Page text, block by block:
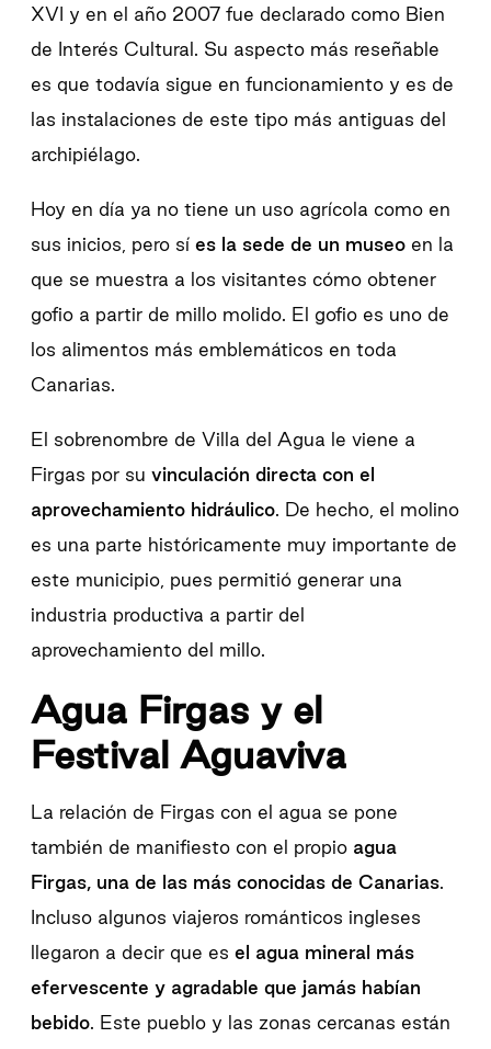
XVI y en el año 2007 fue declarado como Bien
de Interés Cultural. Su aspecto más reseñable
es que todavía sigue en funcionamiento y es de
las instalaciones de este tipo más antiguas del
archipiélago.
Hoy en día ya no tiene un uso agrícola como en
sus inicios, pero sí es la sede de un museoen la
que se muestra a los visitantes cómo obtener
gofio a partir de millo molido. El gofio es uno de
los alimentos más emblemáticos en toda
Canarias.
El sobrenombre de Villa del Agua le viene a
Firgas por su vinculación directa con el
aprovechamiento hidráulico. De hecho, el molino
es una parte históricamente muy importante de
este municipio, pues permitió generar una
industria productiva a partir del
aprovechamiento del millo.
Agua Firgas y el
Festival Aguaviva
La relación de Firgas con el agua se pone
también de manifiesto con el propio agua
Firgas, una de las más conocidas de Canarias.
Incluso algunos viajeros románticos ingleses
llegaron a decir que es el agua mineral más
efervescente y agradable que jamás habían
bebido. Este pueblo y las zonas cercanas están